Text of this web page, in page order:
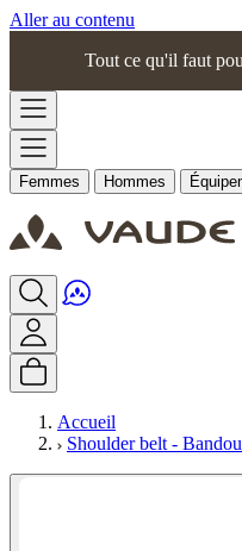
Aller au contenu
Tout ce qu'il faut
Femmes Hommes
Accueil
Shoulder belt -